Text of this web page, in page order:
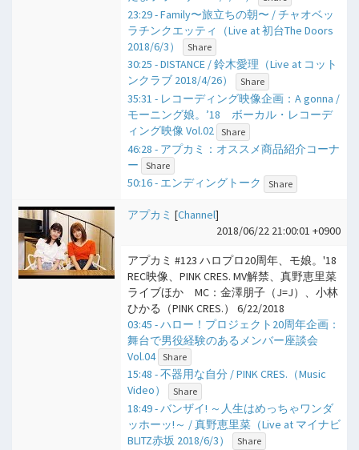
23:29 - Family〜旅立ちの朝〜 / チャオベッ
ラチンクエッティ（Live at 初台The Doors
2018/6/3）
Share
30:25 - DISTANCE / 鈴木愛理（Live at コット
ンクラブ 2018/4/26）
Share
35:31 - レコーディング映像企画：A gonna /
モーニング娘。’18 ボーカル・レコーデ
ィング映像 Vol.02 Share
46:28 - アプカミ：オススメ商品紹介コーナ
ー
Share
50:16 - エンディングトーク Share
アプカミ [Channel]
2018/06/22 21:00:01 +0900
アプカミ #123 ハロプロ20周年、モ娘。'18
REC映像、PINK CRES. MV解禁、真野恵里菜
ライブほか MC：金澤朋子（J=J）、小林
ひかる（PINK CRES.） 6/22/2018
03:45 - ハロー！プロジェクト20周年企画：
舞台で男役経験のあるメンバー座談会
Vol.04 Share
15:48 - 不器用な自分 / PINK CRES.（Music
Video）
Share
18:49 - バンザイ! ～人生はめっちゃワンダ
ッホーッ!～ / 真野恵里菜（Live at マイナビ
BLITZ赤坂 2018/6/3）
Share